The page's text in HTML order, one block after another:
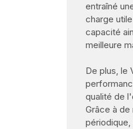
entraîné
charge
capacité
meilleure
De plus, le
qualité de
Grâce à
périodique,